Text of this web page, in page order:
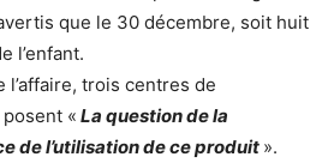
que le 30 décembre, soit huit
l’enfant.
l’affaire, trois centres de
« La question de la
de l’utilisation de ce produit ».